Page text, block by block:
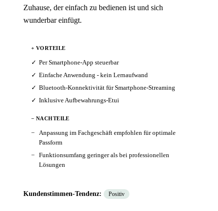
Zuhause, der einfach zu bedienen ist und sich
wunderbar einfügt.
+ VORTEILE
Per Smartphone-App steuerbar
Einfache Anwendung - kein Lernaufwand
Bluetooth-Konnektivität für Smartphone-Streaming
Inklusive Aufbewahrungs-Etui
− NACHTEILE
Anpassung im Fachgeschäft empfohlen für optimale
Passform
Funktionsumfang geringer als bei professionellen
Lösungen
Kundenstimmen-Tendenz: Positiv